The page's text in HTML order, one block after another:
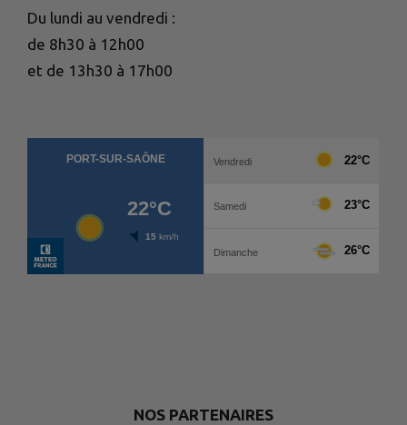
Du lundi au vendredi :
de 8h30 à 12h00
et de 13h30 à 17h00
NOS PARTENAIRES